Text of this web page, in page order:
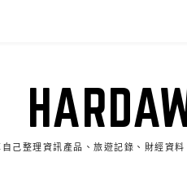
己整理資訊產品、旅遊記錄、財經資